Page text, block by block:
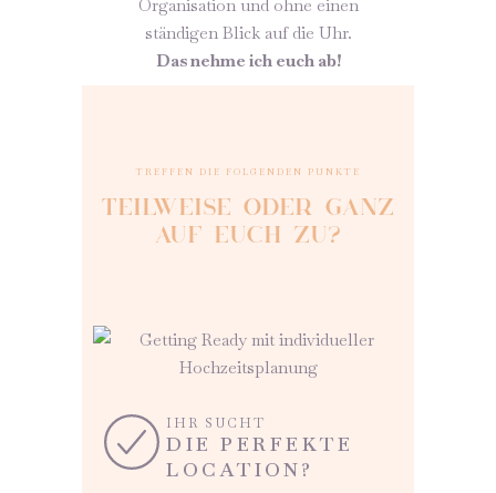
Organisation und ohne einen
ständigen Blick auf die Uhr.
Das nehme ich euch ab!
TREFFEN DIE FOLGENDEN PUNKTE
TEILWEISE ODER GANZ
AUF EUCH ZU?
IHR SUCHT
DIE PERFEKTE
LOCATION?